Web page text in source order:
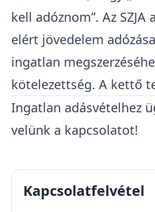
tanácsokért, amit
Összegzés
AKúria így fogalmazta
az értékesített és a
forgalmi értékének